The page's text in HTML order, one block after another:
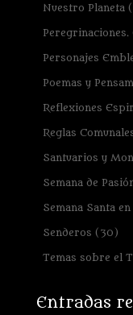
Nuestro Planeta
Peregrinaciones.
Personajes
Poemas y
Reflexiones
Reglas
Santuarios y
Semana de
Semana Santa
Senderos (30)
Temas sobre el
Entradas